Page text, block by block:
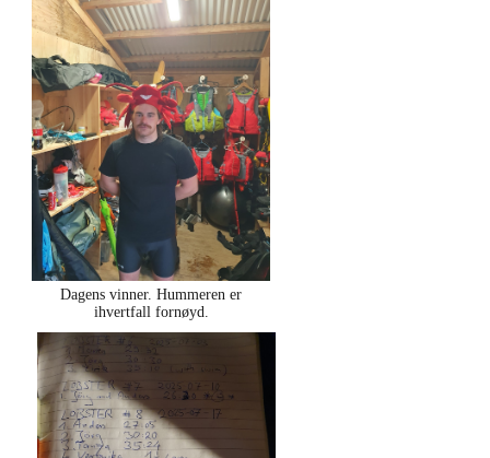
Dagens vinner. Hummeren er
ihvertfall fornøyd.